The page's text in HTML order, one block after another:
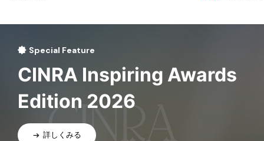
Special Feature
CINRA Inspiring Awards
Edition 2026
詳しくみる